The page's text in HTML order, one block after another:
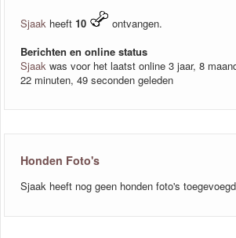
Sjaak heeft 10
ontvangen.
Berichten en online status
Sjaak was voor het laatst online 3 jaar, 8
22 minuten, 49 seconden geleden
Honden Foto's
Sjaak heeft nog geen honden foto's toegevoegd